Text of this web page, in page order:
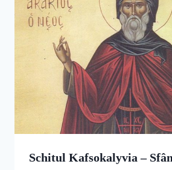
Schitul Kafsokalyvia –